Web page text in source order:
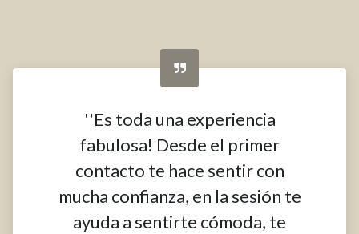
''Es toda una experiencia
fabulosa! Desde el primer
contacto te hace sentir con
mucha confianza, en la sesión te
ayuda a sentirte cómoda, te